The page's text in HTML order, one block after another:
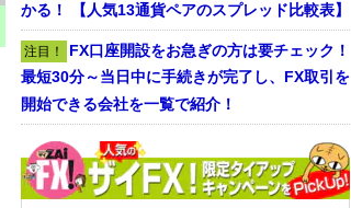
かる！ 【人気13通貨ペアのスプレッド比較表】
注目！ FX口座開設をお急ぎの方は要チェック！
最短30分～当日中に手続きが完了し、FX取引を
開始できる会社を一覧で紹介！